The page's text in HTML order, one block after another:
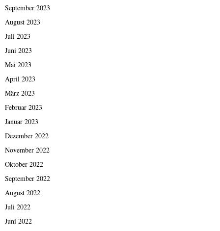
September 2023
August 2023
Juli 2023
Juni 2023
Mai 2023
April 2023
März 2023
Februar 2023
Januar 2023
Dezember 2022
November 2022
Oktober 2022
September 2022
August 2022
Juli 2022
Juni 2022